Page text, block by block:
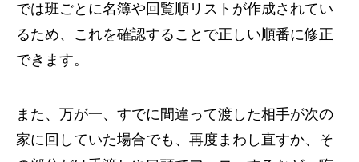
では班ごとに名簿や回覧順リストが作成されてい
るため、これを確認することで正しい順番に修正
できます。
また、万が一、すでに間違って渡した相手が次の
家に回していた場合でも、再度まわし直すか、そ